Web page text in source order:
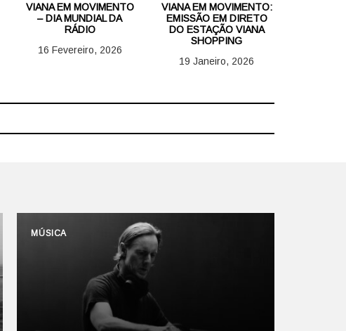
VIANA EM MOVIMENTO
– DIA MUNDIAL DA
RÁDIO
16 Fevereiro, 2026
VIANA EM MOVIMENTO:
EMISSÃO EM DIRETO
DO ESTAÇÃO VIANA
SHOPPING
19 Janeiro, 2026
MÚSICA